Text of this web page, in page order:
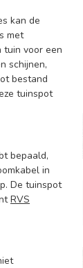
kan de
met
tuin voor een
schijnen,
bestand
tuinspot
bepaald,
in
De tuinspot
RVS